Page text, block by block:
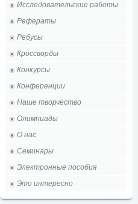
Исследовательские работы
Рефераты
Ребусы
Кроссворды
Конкурсы
Конференции
Наше творчество
Олимпиады
О нас
Семинары
Электронные пособия
Это интересно